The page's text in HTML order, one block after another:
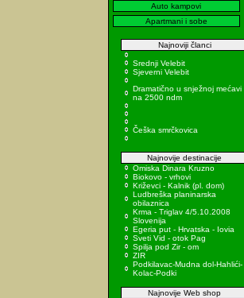
Auto kampovi
Apartmani i sobe
Najnoviji članci
Srednji Velebit
Sjeverni Velebit
Dramatično u snježnoj mećavi
na 2500 ndm
Češka smrčkovica
Najnovije destinacije
Omiska Dinara Kruzno
Biokovo - vrhovi
Križevci - Kalnik (pl. dom)
Ludbreška planinarska
obilaznica
Krma - Triglav 4/5.10.2008
Slovenija
Egeria put - Hrvatska - Iovia
Sveti Vid - otok Pag
Spilja pod Zir - om
ZIR
Podkilavac-Mudna dol-Hahlići-
Kolac-Podki
Najnovije Web shop